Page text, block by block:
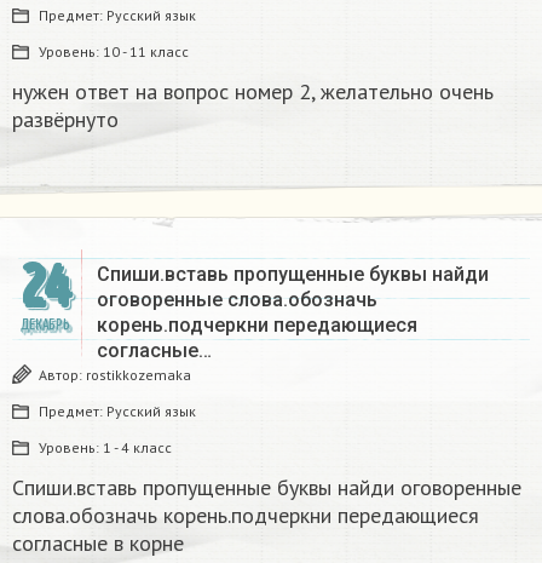
Предмет: Русский язык
Уровень: 10 - 11 класс
нужен ответ на вопрос номер 2, желательно очень
развёрнуто
24
ДЕКАБРЬ
Спиши.вставь пропущенные буквы найди
оговоренные слова.обозначь
корень.подчеркни передающиеся
согласные…
Автор: rostikkozemaka
Предмет: Русский язык
Уровень: 1 - 4 класс
Спиши.вставь пропущенные буквы найди оговоренные
слова.обозначь корень.подчеркни передающиеся
согласные в корне